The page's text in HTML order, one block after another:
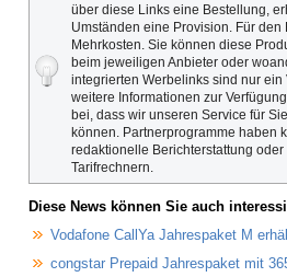
über diese Links eine Bestellung,
Umständen eine Provision. Für den
Mehrkosten. Sie können diese
beim jeweiligen Anbieter oder
integrierten Werbelinks sind nur ein
weitere Informationen zur
bei, dass wir unseren Service für
können. Partnerprogramme haben
redaktionelle Berichterstattung
Tarifrechnern.
Diese News können Sie auch
Vodafone CallYa Jahrespaket M
congstar Prepaid Jahrespaket mit